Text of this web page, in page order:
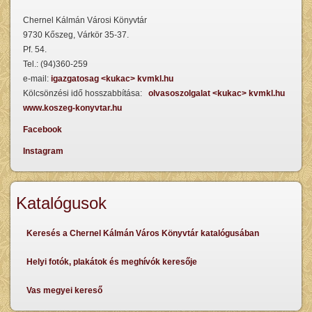
Chernel Kálmán Városi Könyvtár
9730 Kőszeg, Várkör 35-37.
Pf. 54.
Tel.: (94)360-259
e-mail: igazgatosag <kukac> kvmkl.hu
Kölcsönzési idő hosszabbítása: olvasoszolgalat <kukac> kvmkl.hu
www.koszeg-konyvtar.hu
Facebook
Instagram
Katalógusok
Keresés a Chernel Kálmán Város Könyvtár katalógusában
Helyi fotók, plakátok és meghívók keresője
Vas megyei kereső